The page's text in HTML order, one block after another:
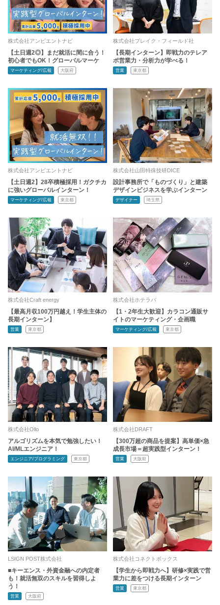
株式会社アンビエントナビ
【土日週2◎】まだ就活に間に合う！
初心者でもOK！グローバルマーケ
マーケティング/広報 大阪府
株式会社ブレイク・フィールド社
【長期インターン】即戦力のテレア
ポ営業力・分析力が学べる！
営業 東京都
株式会社アンビエントナビ
【土日週2】28卒積極採用！ガクチカ
に強いグローバルインターン！
マーケティング/広報 東京都
株式会社山田特殊技研DICE
設計事務所で「ものづくり」と建築
デザインビジネスを学ぶインターン
デザイナー 埼玉県
株式会社Craft energy
【最高月収100万円越え！学生主体の
長期インターン】
営業 東京都
株式会社ホテラバ
【1・2年生大歓迎】カラコン通販サ
イトのマーケティング・企画職
マーケティング/広報 東京都
株式会社Ollo
アルゴリズムを本気で勉強したい！
AI/MLエンジニア！
エンジニア/プログラミング 東京都
株式会社DRAFT
【300万超の商品を提案】高単価×急
成長市場＝超実践型インターン！
営業 大阪府
LSIGN POST株式会社
■キーエンス・外資金融への内定者
も！就活無双のスキルを習得しよ
う！
営業 大阪府
株式会社コネクトボックス
【学生から即戦力へ】研修×実践で営
業力に差をつける長期インターン
営業 東京都